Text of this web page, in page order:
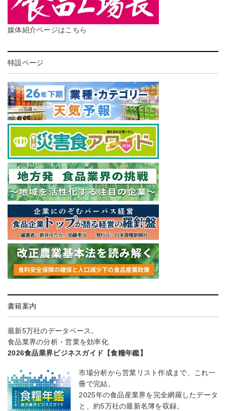
媒体紹介ページはこちら
特設ページ
書籍案内
最新5万社のデータベース。
食品業界の分析・営業を効率化
2026食品業界ビジネスガイド【食糧年鑑】
市場分析から営業リスト作成まで、これ一
冊で完結。
2025年の食品産業界を完全網羅したデータ
と、約5万社の最新名簿を収録。